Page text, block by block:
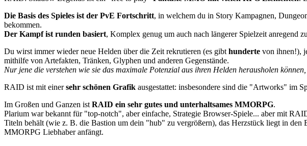
Die Basis des Spieles ist der PvE Fortschritt, in welchem du in Story Kampagnen,
bekommen.
Der Kampf ist runden basiert, Komplex genug um auch nach längerer Spielzeit anregend
Du wirst immer wieder neue Helden über die Zeit rekrutieren (es gibt hunderte von ihnen!),
mithilfe von Artefakten, Tränken, Glyphen und anderen Gegenstände.
Nur jene die verstehen wie sie das maximale Potenzial aus ihren Helden herausholen
RAID ist mit einersehr schönen Grafik ausgestattet: insbesondere sind die "Artworks" im
Im Großen und Ganzen ist RAID ein sehr gutes und unterhaltsames MMORPG.
Plarium war bekannt für "top-notch", aber einfache, Strategie Browser-Spiele... aber mit
Titeln behält (wie z. B. die Bastion um dein "hub" zu vergrößern), das Herzstück liegt in
MMORPG Liebhaber anfängt.